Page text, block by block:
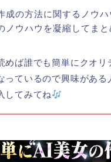
成の方法に関するノウ
ノウハウを凝縮してま
めば誰でも簡単にクオ
っているので興味があ
してみてね